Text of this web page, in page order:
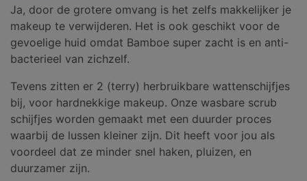
Ja, door de grotere omvang is het zelfs makkelijker je
makeup te verwijderen. Het is ook geschikt voor de
gevoelige huid omdat Bamboe super zacht is en anti-
bacterieel van zichzelf.
Tevens zitten er 2 (terry) herbruikbare wattenschijfjes
bij, voor hardnekkige makeup. Onze wasbare scrub
schijfjes worden gemaakt met een duurder proces
waarbij de lussen kleiner zijn. Dit heeft voor jou als
voordeel dat ze minder snel haken, pluizen, en
duurzamer zijn.